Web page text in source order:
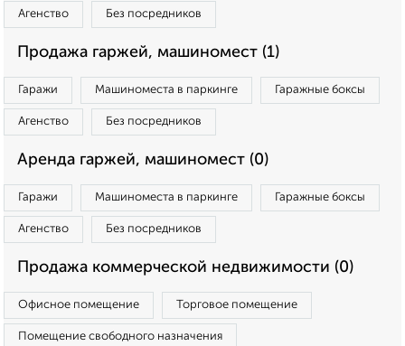
Агенство Без посредников
Продажа гаржей, машиномест (1)
Гаражи Машиноместа в паркинге Гаражные боксы
Агенство Без посредников
Аренда гаржей, машиномест (0)
Гаражи Машиноместа в паркинге Гаражные боксы
Агенство Без посредников
Продажа коммерческой недвижимости (0)
Офисное помещение Торговое помещение
Помещение свободного назначения